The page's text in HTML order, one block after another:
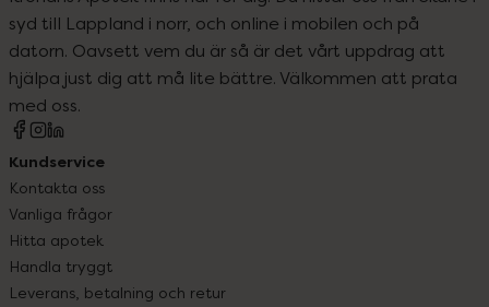
syd till Lappland i norr, och online i mobilen och på
datorn. Oavsett vem du är så är det vårt uppdrag att
hjälpa just dig att må lite bättre. Välkommen att prata
med oss.
Kundservice
Kontakta oss
Vanliga frågor
Hitta apotek
Handla tryggt
Leverans, betalning och retur